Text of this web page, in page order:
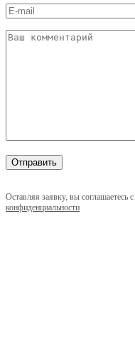
Оставляя заявку, вы соглашаетесь с
конфиденциальности